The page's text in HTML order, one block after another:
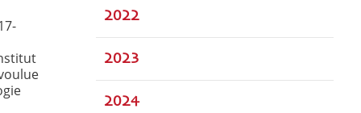
2022
2023
2024